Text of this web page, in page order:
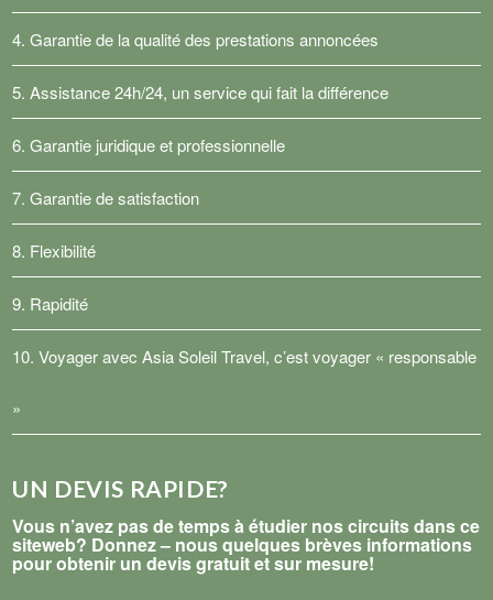
4. Garantie de la qualité des prestations annoncées
5. Assistance 24h/24, un service qui fait la différence
6. Garantie juridique et professionnelle
7. Garantie de satisfaction
8. Flexibilité
9. Rapidité
10. Voyager avec Asia Soleil Travel, c’est voyager « responsable
»
UN DEVIS RAPIDE?
Vous n’avez pas de temps à étudier nos circuits dans ce
siteweb? Donnez – nous quelques brèves informations
pour obtenir un devis gratuit et sur mesure!